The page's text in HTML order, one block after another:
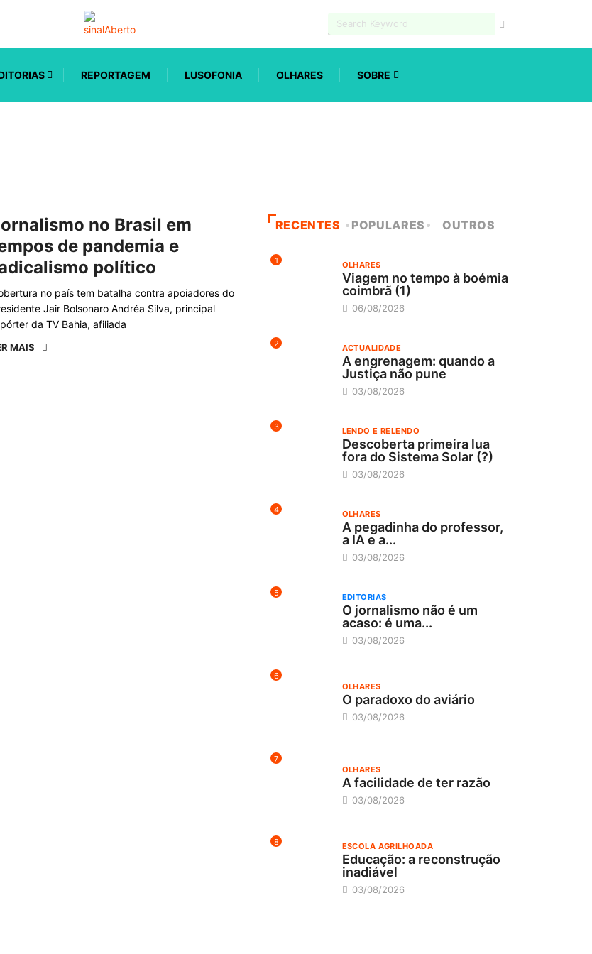
REPORTAGEM LUSOFONIA OLHARES SOBRE
no Brasil em
de pandemia e
político
no país tem batalha contra apoiadores do
Jair Bolsonaro Andréa Silva, principal
da TV Bahia, afiliada
MAIS
RECENTES POPULARES OUTROS
1 OLHARES
Viagem no tempo à boémia
coimbrã (1)
06/08/2026
2 ACTUALIDADE
A engrenagem: quando a
Justiça não pune
03/08/2026
3 LENDO E RELENDO
Descoberta primeira lua
fora do Sistema Solar (?)
03/08/2026
4 OLHARES
A pegadinha do professor,
a IA e a...
03/08/2026
5 EDITORIAS
O jornalismo não é um
acaso: é uma...
03/08/2026
6
OLHARES
O paradoxo do aviário
03/08/2026
7
OLHARES
A facilidade de ter razão
03/08/2026
8 ESCOLA AGRILHOADA
Educação: a reconstrução
inadiável
03/08/2026